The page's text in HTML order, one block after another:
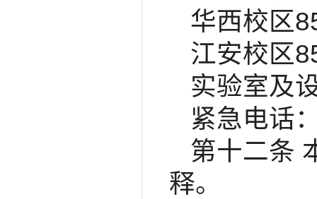
华西校区
江安校区
实验室及
紧急电话
第十二条
释。